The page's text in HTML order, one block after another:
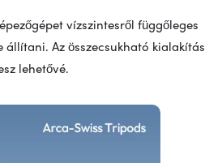
vízszintesről függőleges
Az összecsukható kialakítás
lehetővé.